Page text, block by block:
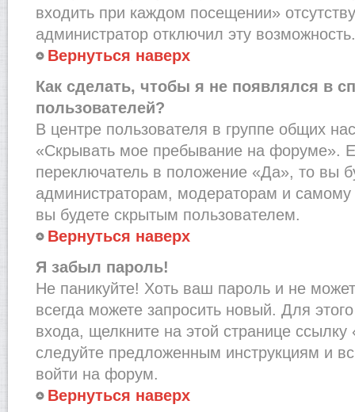
входить при каждом посещении»
администратор отключил эту возможность.
Вернуться наверх
Как сделать, чтобы я не появлялся в
пользователей?
В центре пользователя в группе общих
«Скрывать мое пребывание на форуме».
переключатель в положение «Да», то вы
администраторам, модераторам и
вы будете скрытым пользователем.
Вернуться наверх
Я забыл пароль!
Не паникуйте! Хоть ваш пароль и не
всегда можете запросить новый. Для
входа, щелкните на этой странице
следуйте предложенным инструкциям и
войти на форум.
Вернуться наверх